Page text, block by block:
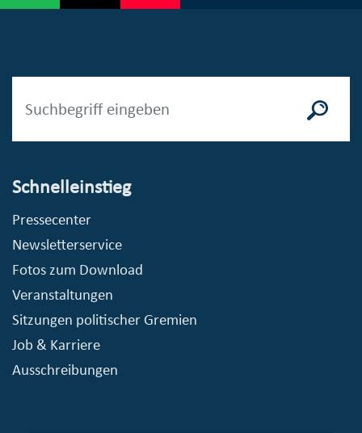
Schnelleinstieg
Pressecenter
Newsletterservice
Fotos zum Download
Veranstaltungen
Sitzungen politischer Gremien
Job & Karriere
Ausschreibungen